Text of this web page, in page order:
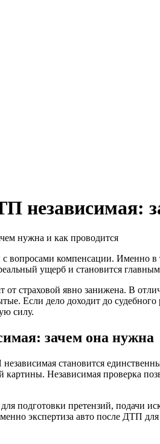
независимая:
нужна и как проводится
вопросами компенсации. Именно
ущерб и становится
страховой явно занижена. В
Если дело доходит до
силу.
зачем она нужна
становится
Независимая проверка
подготовки претензий, подачи
экспертиза авто после ДТП